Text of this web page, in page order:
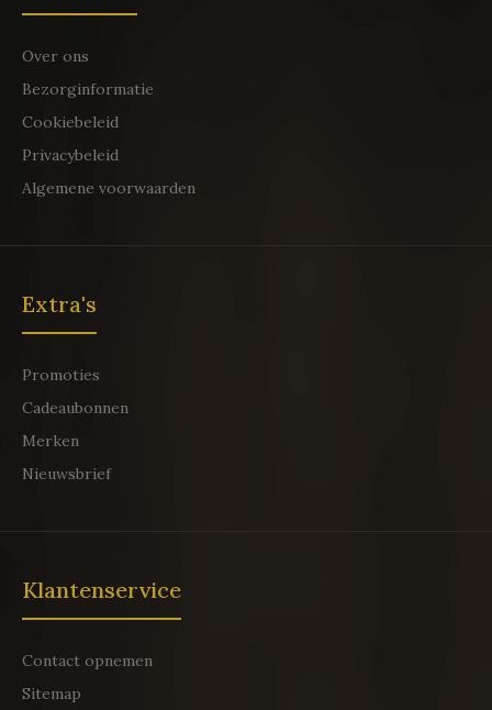
Over ons
Bezorginformatie
Cookiebeleid
Privacybeleid
Algemene voorwaarden
Extra's
Promoties
Cadeaubonnen
Merken
Nieuwsbrief
Klantenservice
Contact opnemen
Sitemap